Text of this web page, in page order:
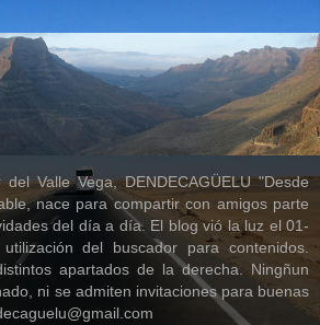
Valle Vega, DENDECAGÜELU "Desde
nace para compartir con amigos parte
del día a día. El blog vió la luz el 01-
del buscador para contenidos.
apartados de la derecha. Ningñun
ni se admiten invitaciones para buenas